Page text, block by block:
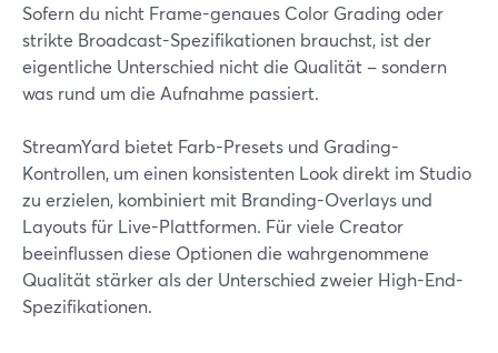
Sofern du nicht Frame-genaues Color Grading oder
strikte Broadcast-Spezifikationen brauchst, ist der
eigentliche Unterschied nicht die Qualität – sondern
was rund um die Aufnahme passiert.
StreamYard bietet Farb-Presets und Grading-
Kontrollen, um einen konsistenten Look direkt im Studio
zu erzielen, kombiniert mit Branding-Overlays und
Layouts für Live-Plattformen. Für viele Creator
beeinflussen diese Optionen die wahrgenommene
Qualität stärker als der Unterschied zweier High-End-
Spezifikationen.